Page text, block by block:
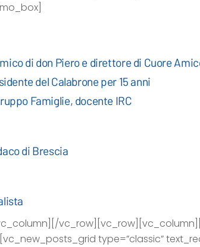
di don Piero e direttore di Cuore
del Calabrone per 15 anni
Famiglie, docente IRC
di Brescia
type=”classic”